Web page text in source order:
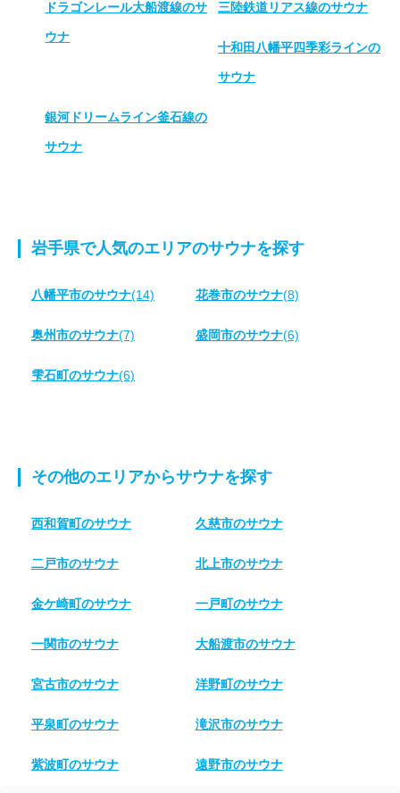
ドラゴンレール大船渡線のサ
ウナ
三陸鉄道リアス線のサウナ
十和田八幡平四季彩ラインの
サウナ
銀河ドリームライン釜石線の
サウナ
岩手県で人気のエリアのサウナを探す
八幡平市のサウナ(14) 花巻市のサウナ(8)
奥州市のサウナ(7) 盛岡市のサウナ(6)
雫石町のサウナ(6)
その他のエリアからサウナを探す
西和賀町のサウナ 久慈市のサウナ
二戸市のサウナ 北上市のサウナ
金ケ崎町のサウナ 一戸町のサウナ
一関市のサウナ 大船渡市のサウナ
宮古市のサウナ 洋野町のサウナ
平泉町のサウナ 滝沢市のサウナ
紫波町のサウナ 遠野市のサウナ